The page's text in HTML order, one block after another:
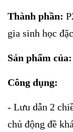
Thành phần:
gia sinh học
Sản phẩm của:
Công dụng:
- Lưu dẫn 2
chủ động đề